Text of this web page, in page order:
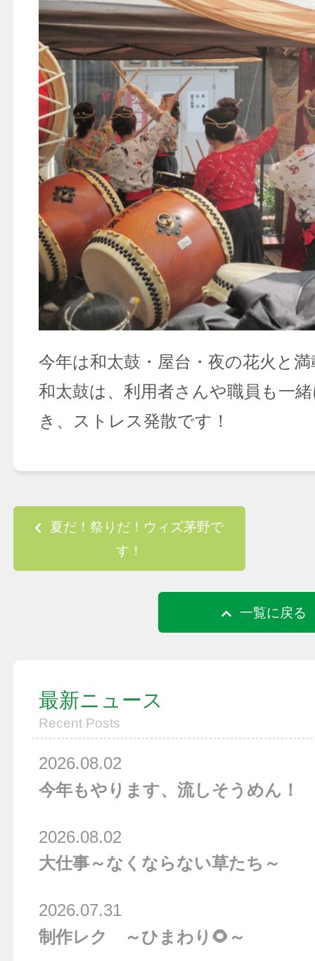
今年は和太鼓・屋台・夜の花火と
和太鼓は、利用者さんや職員も一
き、ストレス発散です！
Post navigation
夏だ！祭りだ！ウィズ茅野で
す！
一覧に戻る
最新ニュース
Recent Posts
今年もやります、流しそうめん！
2026.08.02
大仕事～なくならない草たち～
2026.08.02
制作レク ～ひまわり🌻～
2026.07.31